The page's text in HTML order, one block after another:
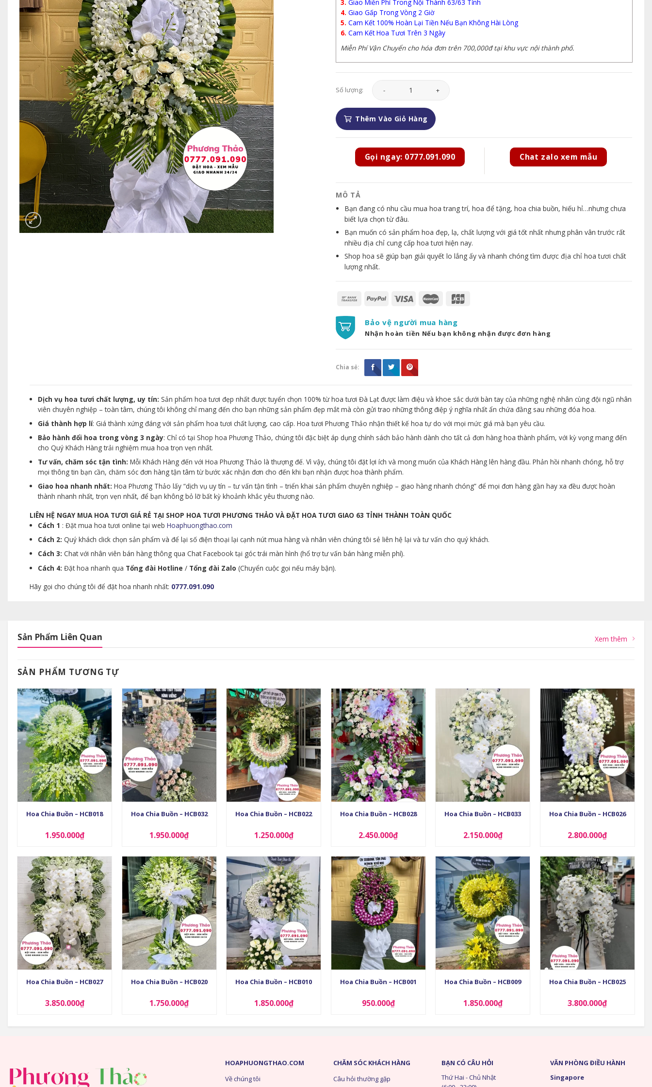
3. Giao Miễn Phí Trong Nội Thành 63/63 Tỉnh
4. Giao Gấp Trong Vòng 2 Giờ
5. Cam Kết 100% Hoàn Lại Tiền Nếu Bạn Không Hài Lòng
6. Cam Kết Hoa Tươi Trên 3 Ngày
Miễn Phí Vận Chuyển cho hóa đơn trên 700,000đ tại khu vực nội thành phố.
Số lượng:
Hoa Chia Buồn - HCB003 số lượng
Thêm Vào Giỏ Hàng
Gọi ngay: 0777.091.090 Chat zalo xem mẫu
MÔ TẢ
Bạn đang có nhu cầu mua hoa trang trí, hoa để tặng, hoa chia buồn, hiếu hỉ…nhưng chưa
biết lựa chọn từ đâu.
Bạn muốn có sản phẩm hoa đẹp, lạ, chất lượng với giá tốt nhất nhưng phân vân trước rất
nhiều địa chỉ cung cấp hoa tươi hiện nay.
Shop hoa sẽ giúp bạn giải quyết lo lắng ấy và nhanh chóng tìm được địa chỉ hoa tươi chất
lượng nhất.
Bảo vệ người mua hàng
Nhận hoàn tiền Nếu bạn không nhận được đơn hàng
Chia sẻ:
Dịch vụ hoa tươi chất lượng, uy tín: Sản phẩm hoa tươi đẹp nhất được tuyển chọn 100% từ hoa tươi Đà Lạt được làm điệu và khoe sắc dưới bàn tay của những nghệ nhân cùng đội ngũ nhân
viên chuyên nghiệp – toàn tâm, chúng tôi không chỉ mang đến cho bạn những sản phẩm đẹp mắt mà còn gửi trao những thông điệp ý nghĩa nhất ẩn chứa đằng sau những đóa hoa.
Giá thành hợp lí: Giá thành xứng đáng với sản phẩm hoa tươi chất lượng, cao cấp. Hoa tươi Phương Thảo nhận thiết kế hoa tự do với mọi mức giá mà bạn yêu cầu.
Bảo hành đổi hoa trong vòng 3 ngày: Chỉ có tại Shop hoa Phương Thảo, chúng tôi đặc biệt áp dụng chính sách bảo hành dành cho tất cả đơn hàng hoa thành phẩm, với kỳ vọng mang đến
cho Quý Khách Hàng trải nghiệm mua hoa trọn vẹn nhất.
Tư vấn, chăm sóc tận tình: Mỗi Khách Hàng đến với Hoa Phương Thảo là thượng đế. Vì vậy, chúng tôi đặt lợi ích và mong muốn của Khách Hàng lên hàng đầu. Phản hồi nhanh chóng, hỗ trợ
mọi thông tin bạn cần, chăm sóc đơn hàng tận tâm từ bước xác nhận đơn cho đến khi bạn nhận được hoa thành phẩm.
Giao hoa nhanh nhất: Hoa Phương Thảo lấy “dịch vụ uy tín – tư vấn tận tình – triển khai sản phẩm chuyên nghiệp – giao hàng nhanh chóng” để mọi đơn hàng gần hay xa đều được hoàn
thành nhanh nhất, trọn vẹn nhất, để bạn không bỏ lỡ bất kỳ khoảnh khắc yêu thương nào.
LIÊN HỆ NGAY MUA HOA TƯƠI GIÁ RẺ TẠI SHOP HOA TƯƠI PHƯƠNG THẢO VÀ ĐẶT HOA TƯƠI GIAO 63 TỈNH THÀNH TOÀN QUỐC
Cách 1 : Đặt mua hoa tươi online tại webHoaphuongthao.com
Cách 2: Quý khách click chọn sản phẩm và để lại số điện thoại lại cạnh nút mua hàng và nhân viên chúng tôi sẻ liên hệ lại và tư vấn cho quý khách.
Cách 3: Chat với nhân viên bán hàng thông qua Chat Facebook tại góc trái màn hình (hổ trợ tư vấn bán hàng miễn phí).
Cách 4: Đặt hoa nhanh qua Tổng đài Hotline / Tổng đài Zalo (Chuyển cuộc gọi nếu máy bận).
Hãy gọi cho chúng tôi để đặt hoa nhanh nhất: 0777.091.090
Sản Phẩm Liên Quan Xem thêm
SẢN PHẨM TƯƠNG TỰ
+
Hoa Chia Buồn – HCB018
1.950.000₫
+
Hoa Chia Buồn – HCB032
1.950.000₫
Hoa Chia Buồn – HCB022
1.250.000₫
+
Hoa Chia Buồn – HCB028
2.450.000₫
Hoa Chia Buồn – HCB033
2.150.000₫
Hoa Chia Buồn – HCB026
2.800.000₫
Hoa Chia Buồn – HCB027
3.850.000₫
Hoa Chia Buồn – HCB020
1.750.000₫
+
Hoa Chia Buồn – HCB010
1.850.000₫
Hoa Chia Buồn – HCB001
950.000₫
+
Hoa Chia Buồn – HCB009
1.850.000₫
+
Hoa Chia Buồn – HCB025
3.800.000₫
HOAPHUONGTHAO.COM
Về chúng tôi
CHĂM SÓC KHÁCH HÀNG
Câu hỏi thường gặp
BẠN CÓ CÂU HỎI
Thứ Hai - Chủ Nhật
VĂN PHÒNG ĐIỀU HÀNH
Singapore